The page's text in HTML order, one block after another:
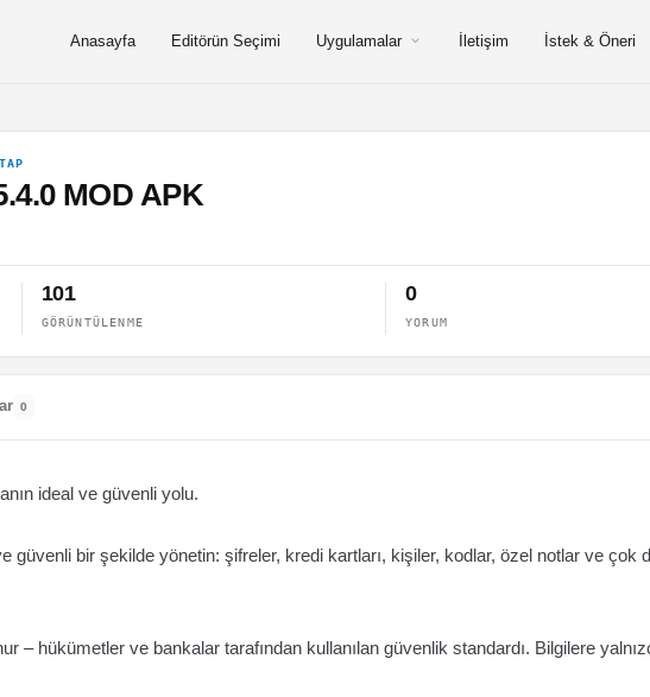
Anasayfa Editörün Seçimi Uygulamalar İletişim İstek & Öneri
MOD APK
101
GÖRÜNTÜLENME
0
YORUM
0
ideal ve güvenli yolu.
güvenli bir şekilde yönetin: şifreler, kredi kartları, kişiler, kodlar, özel notlar ve çok
– hükümetler ve bankalar tarafından kullanılan güvenlik standardı. Bilgilere